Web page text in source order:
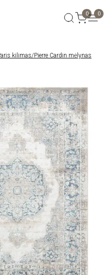
0 0
kilimas/Pierre Cardin mėlynas